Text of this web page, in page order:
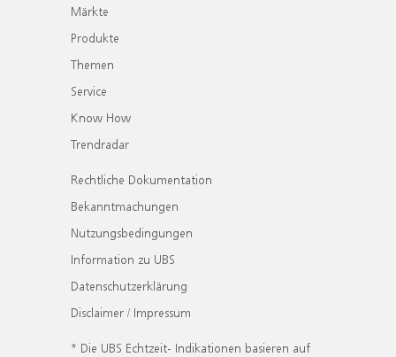
Märkte
Produkte
Themen
Service
Know How
Trendradar
Rechtliche Dokumentation
Bekanntmachungen
Nutzungsbedingungen
Information zu UBS
Datenschutzerklärung
Disclaimer / Impressum
* Die UBS Echtzeit- Indikationen basieren auf